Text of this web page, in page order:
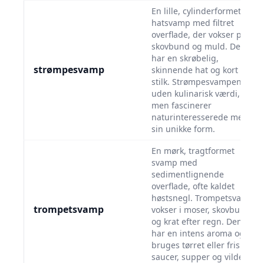
strømpesvamp
En lille, cylinderformet
hatsvamp med filtret
overflade, der vokser på
skovbund og muld. Den
har en skrøbelig,
skinnende hat og kort
stilk. Strømpesvampen er
uden kulinarisk værdi,
men fascinerer
naturinteresserede med
sin unikke form.
trompetsvamp
En mørk, tragtformet
svamp med
sedimentlignende
overflade, ofte kaldet
høstsnegl. Trompetsvamp
vokser i moser, skovbund
og krat efter regn. Den
har en intens aroma og
bruges tørret eller frisk i
saucer, supper og vilde